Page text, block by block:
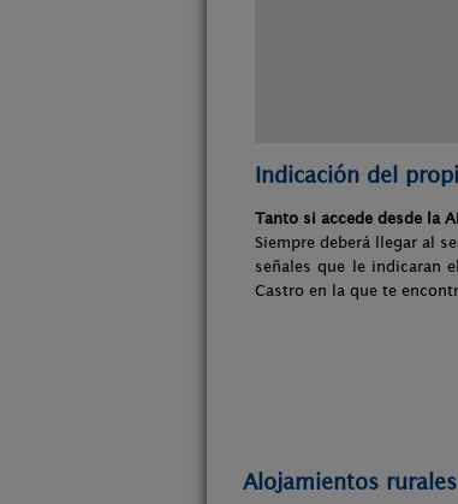
Indicación del
Tanto si accede desde la
Siempre deberá llegar al
señales que le indicaran
Castro en la que te
Alojamientos